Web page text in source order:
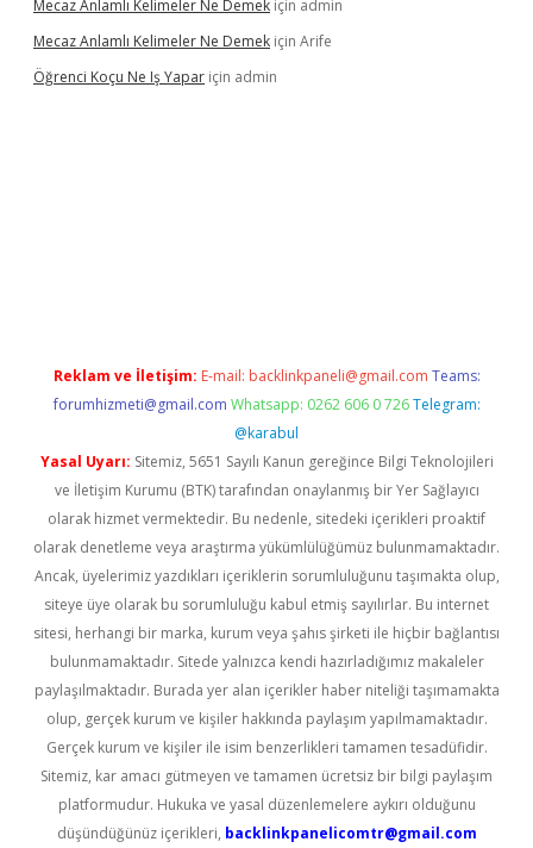
Mecaz Anlamlı Kelimeler Ne Demek için admin
Mecaz Anlamlı Kelimeler Ne Demek için Arife
Öğrenci Koçu Ne Iş Yapar için admin
Reklam ve İletişim: E-mail: backlinkpaneli@gmail.com Teams:
forumhizmeti@gmail.com Whatsapp: 0262 606 0 726 Telegram:
@karabul
Yasal Uyarı: Sitemiz, 5651 Sayılı Kanun gereğince Bilgi Teknolojileri
ve İletişim Kurumu (BTK) tarafından onaylanmış bir Yer Sağlayıcı
olarak hizmet vermektedir. Bu nedenle, sitedeki içerikleri proaktif
olarak denetleme veya araştırma yükümlülüğümüz bulunmamaktadır.
Ancak, üyelerimiz yazdıkları içeriklerin sorumluluğunu taşımakta olup,
siteye üye olarak bu sorumluluğu kabul etmiş sayılırlar. Bu internet
sitesi, herhangi bir marka, kurum veya şahıs şirketi ile hiçbir bağlantısı
bulunmamaktadır. Sitede yalnızca kendi hazırladığımız makaleler
paylaşılmaktadır. Burada yer alan içerikler haber niteliği taşımamakta
olup, gerçek kurum ve kişiler hakkında paylaşım yapılmamaktadır.
Gerçek kurum ve kişiler ile isim benzerlikleri tamamen tesadüfidir.
Sitemiz, kar amacı gütmeyen ve tamamen ücretsiz bir bilgi paylaşım
platformudur. Hukuka ve yasal düzenlemelere aykırı olduğunu
düşündüğünüz içerikleri, backlinkpanelicomtr@gmail.com